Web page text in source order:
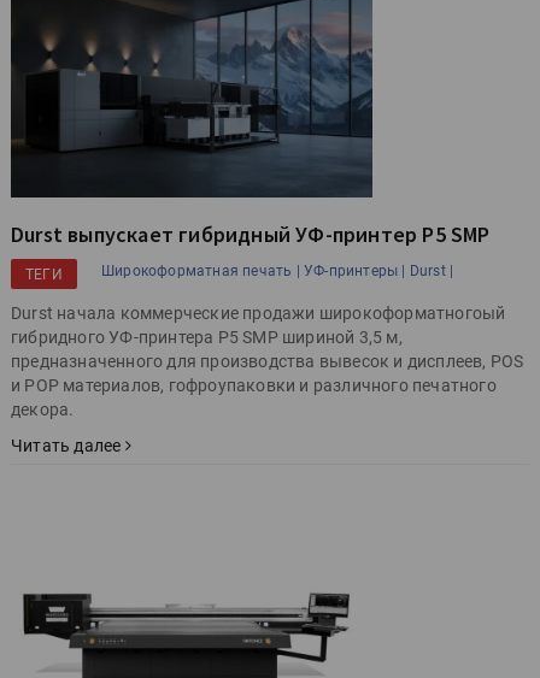
Durst выпускает гибридный УФ-принтер P5 SMP
ТЕГИ Широкоформатная печать | УФ-принтеры | Durst |
Durst начала коммерческие продажи широкоформатногоый
гибридного УФ-принтера P5 SMP шириной 3,5 м,
предназначенного для производства вывесок и дисплеев, POS
и POP материалов, гофроупаковки и различного печатного
декора.
Читать далее